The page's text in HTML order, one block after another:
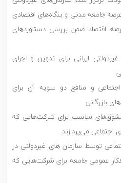
عرصه جامعه مدنی و بنگاه‌های اقتصادی
اقتصاد ضمن بررسی دستاوردهای
ایرانی برای تدوین و اجرای
و منافع دو سویه آن برای
بازرگانی
مناسب برای شرکت‌هایی که
اجتماعی می‌پردازند.
توسط سازمان های غیردولتی در
عمومی جامعه برای شرکت‌هایی که